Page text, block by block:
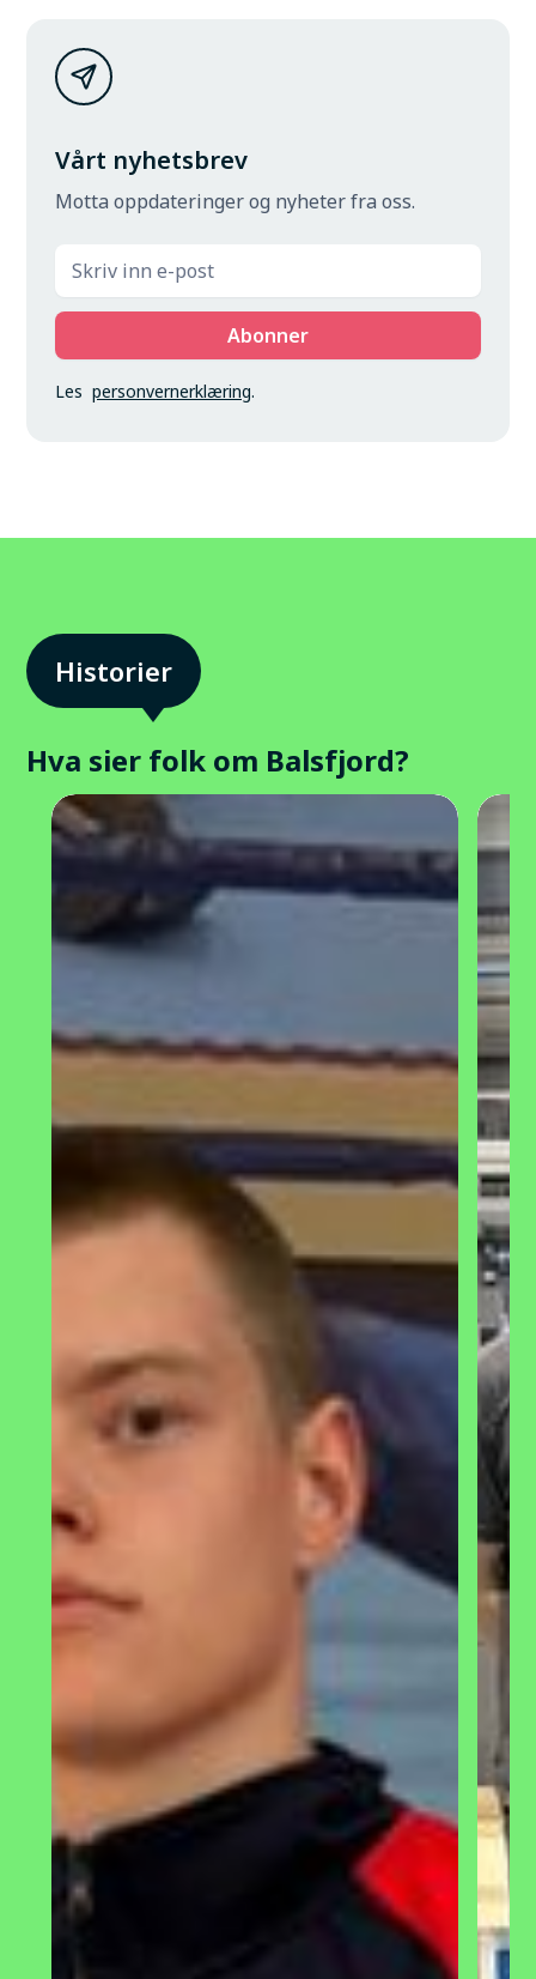
Vårt nyhetsbrev
Motta oppdateringer og nyheter fra oss.
Lespersonvernerklæring.
Hva sier folk om Balsfjord?